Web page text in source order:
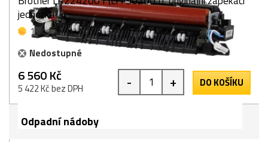
jednotka
1 bod
Nedostupné
6 560 Kč
5 422 Kč bez DPH - + DO KOŠÍKU
Odpadní nádoby